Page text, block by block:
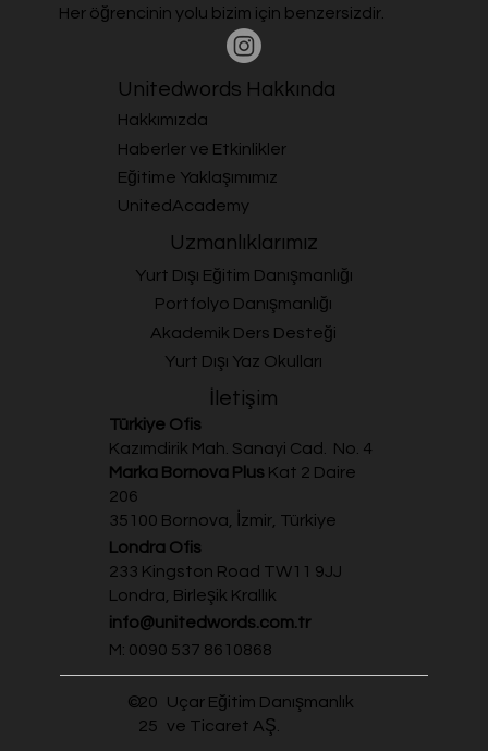
Her öğrencinin yolu bizim için benzersizdir.
Yurt Dışı Eğitim Danışmanlığı
Portfolyo Danışmanlığı
Akademik Ders Desteği
Yurt Dışı Yaz Okulları
Uzmanlıklarımız
Unitedwords Hakkında
Hakkımızda
Eğitime Yaklaşımımız
Haberler ve Etkinlikler
UnitedAcademy
Türkiye Ofis
Kazımdirik Mah. Sanayi Cad. No. 4
Marka Bornova Plus Kat 2 Daire
206
35100 Bornova, İzmir, Türkiye
Londra Ofis
233 Kingston Road TW11 9JJ
Londra, Birleşik Krallık
info@unitedwords.com.tr
M: 0090 537 8610868
İletişim
©20
25
Uçar Eğitim Danışmanlık
ve Ticaret AŞ.